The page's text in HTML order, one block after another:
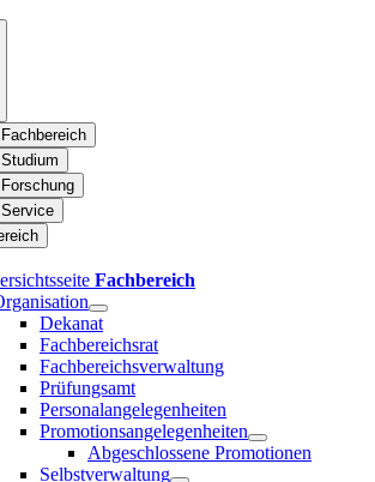
Fachbereich
Studium
Forschung
Service
Fachbereich
Dekanat
Fachbereichsrat
Fachbereichsverwaltung
Prüfungsamt
Personalangelegenheiten
Promotionsangelegenheiten
Abgeschlossene Promotionen
Selbstverwaltung